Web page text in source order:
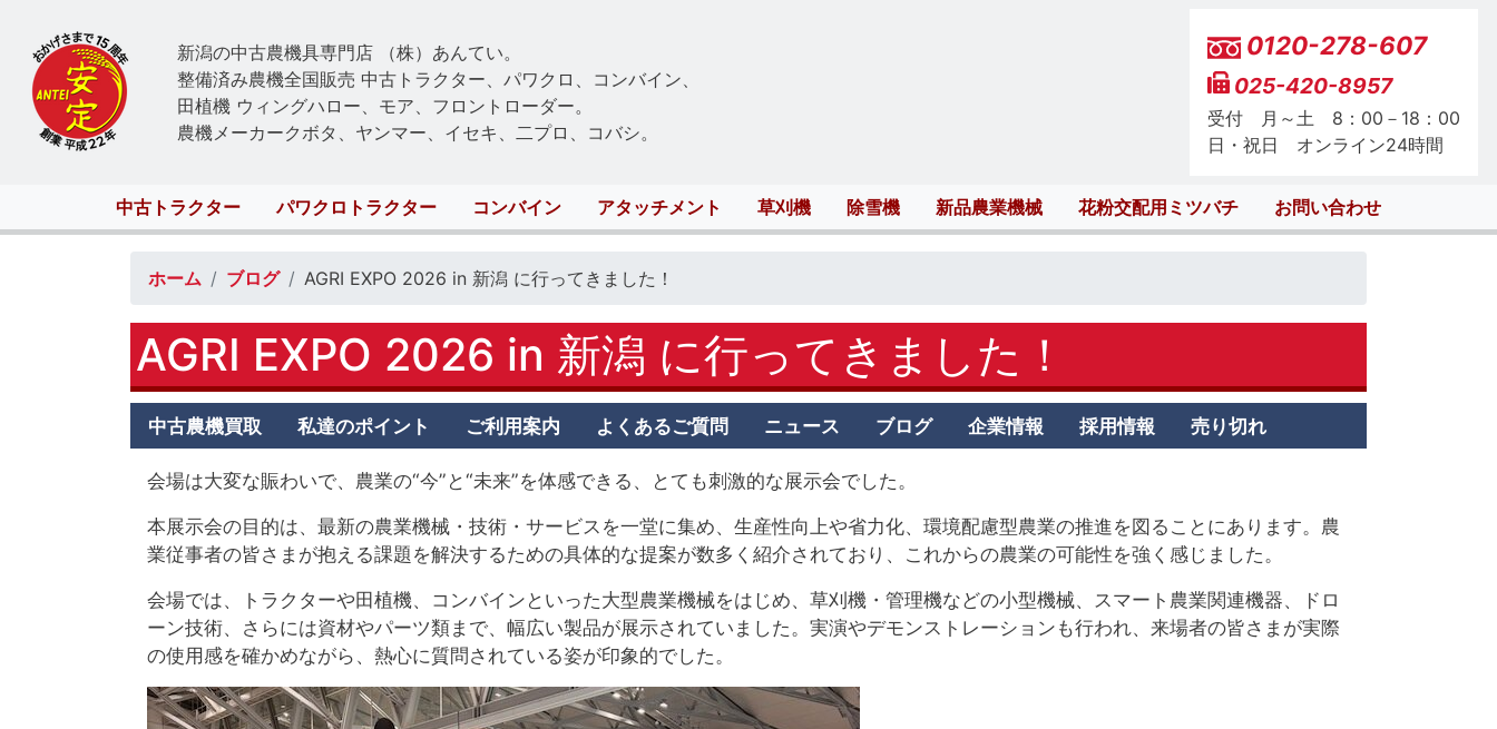
新潟の中古農機具専門店 （株）あんてい。
整備済み農機全国販売 中古トラクター、パワクロ、コンバイン、
田植機 ウィングハロー、モア、フロントローダー。
農機メーカークボタ、ヤンマー、イセキ、二プロ、コバシ。
0120-278-607
025-420-8957
受付 月～土 8：00－18：00
日・祝日 オンライン24時間
Main
navigation
中古トラクター パワクロトラクター コンバイン アタッチメント 草刈機 除雪機 新品農業機械 花粉交配用ミツバチ お問い合わせ
ホーム ブログ AGRI EXPO 2026 in 新潟 に行ってきました！
AGRI EXPO 2026 in 新潟 に行ってきました！
Antei
second
menu
中古農機買取 私達のポイント ご利用案内 よくあるご質問 ニュース ブログ 企業情報 採用情報 売り切れ
会場は大変な賑わいで、農業の“今”と“未来”を体感できる、とても刺激的な展示会でした。
本展示会の目的は、最新の農業機械・技術・サービスを一堂に集め、生産性向上や省力化、環境配慮型農業の推進を図ることにあります。農
業従事者の皆さまが抱える課題を解決するための具体的な提案が数多く紹介されており、これからの農業の可能性を強く感じました。
会場では、トラクターや田植機、コンバインといった大型農業機械をはじめ、草刈機・管理機などの小型機械、スマート農業関連機器、ドロ
ーン技術、さらには資材やパーツ類まで、幅広い製品が展示されていました。実演やデモンストレーションも行われ、来場者の皆さまが実際
の使用感を確かめながら、熱心に質問されている姿が印象的でした。